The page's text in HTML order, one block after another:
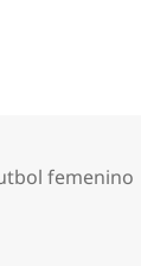
femenino